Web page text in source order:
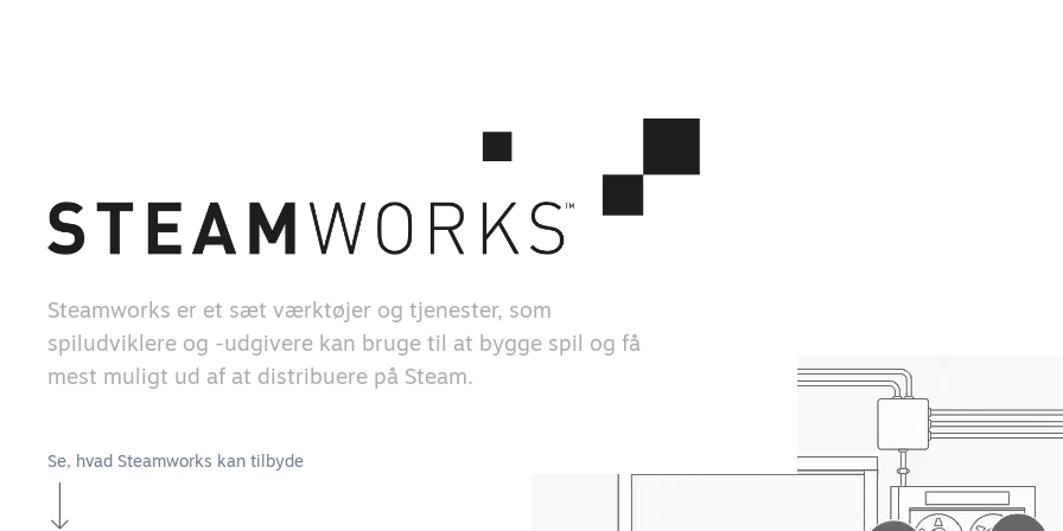
Steamworks er et sæt værktøjer og tjenester, som
spiludviklere og -udgivere kan bruge til at bygge spil og få
mest muligt ud af at distribuere på Steam.
Se, hvad Steamworks kan tilbyde